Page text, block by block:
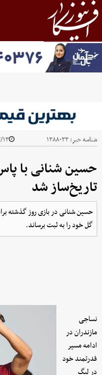
شناسه خبر:۱۳۸۸۰۳۳
حسین شنانی با
تاریخ‌ساز شد
حسین شنانی در بازی روز گذشته
گل خود را به ثبت برساند.
نساجی
مازندران در
ادامه مسیر
قدرتمند خود
در لیگ